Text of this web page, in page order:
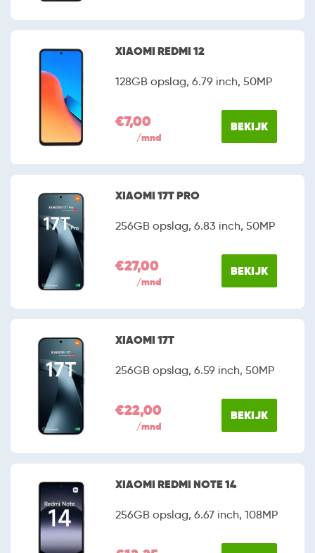
XIAOMI REDMI 12
128GB opslag, 6.79 inch, 50MP
€7,00
/mnd
BEKIJK
XIAOMI 17T PRO
256GB opslag, 6.83 inch, 50MP
€27,00
/mnd
BEKIJK
XIAOMI 17T
256GB opslag, 6.59 inch, 50MP
€22,00
/mnd
BEKIJK
XIAOMI REDMI NOTE 14
256GB opslag, 6.67 inch, 108MP